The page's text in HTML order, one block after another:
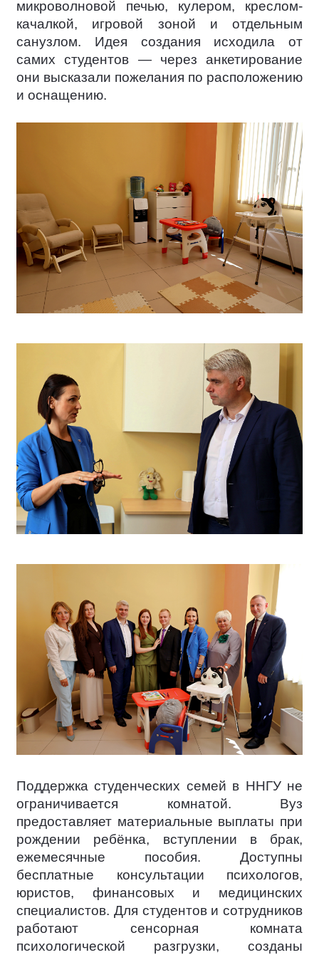
микроволновой печью, кулером, креслом-
качалкой, игровой зоной и отдельным
санузлом. Идея создания исходила от
самих студентов — через анкетирование
они высказали пожелания по расположению
и оснащению.
Поддержка студенческих семей в ННГУ не
ограничивается комнатой. Вуз
предоставляет материальные выплаты при
рождении ребёнка, вступлении в брак,
ежемесячные пособия. Доступны
бесплатные консультации психологов,
юристов, финансовых и медицинских
специалистов. Для студентов и сотрудников
работают сенсорная комната
психологической разгрузки, созданы